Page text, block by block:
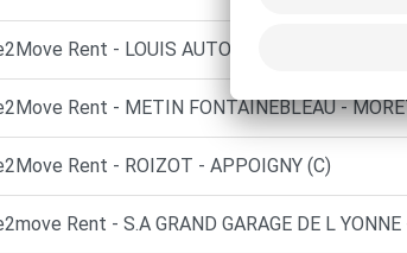
Rent - LOUIS AUTOMOBILES -
Rent - METIN FONTAINEBLEAU -
Rent - ROIZOT - APPOIGNY (C)
Rent - S.A GRAND GARAGE DE L YONNE